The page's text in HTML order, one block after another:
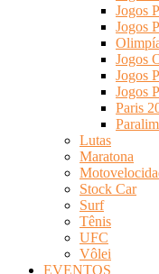
Jogos
Jogos
Jogos
Jogos
Jogos
Paris
Lutas
Maratona
Stock Car
Surf
Tênis
UFC
Vôlei
EVENTOS